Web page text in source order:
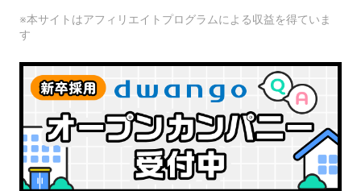
※本サイトはアフィリエイトプログラムによる収益を得ていま
す